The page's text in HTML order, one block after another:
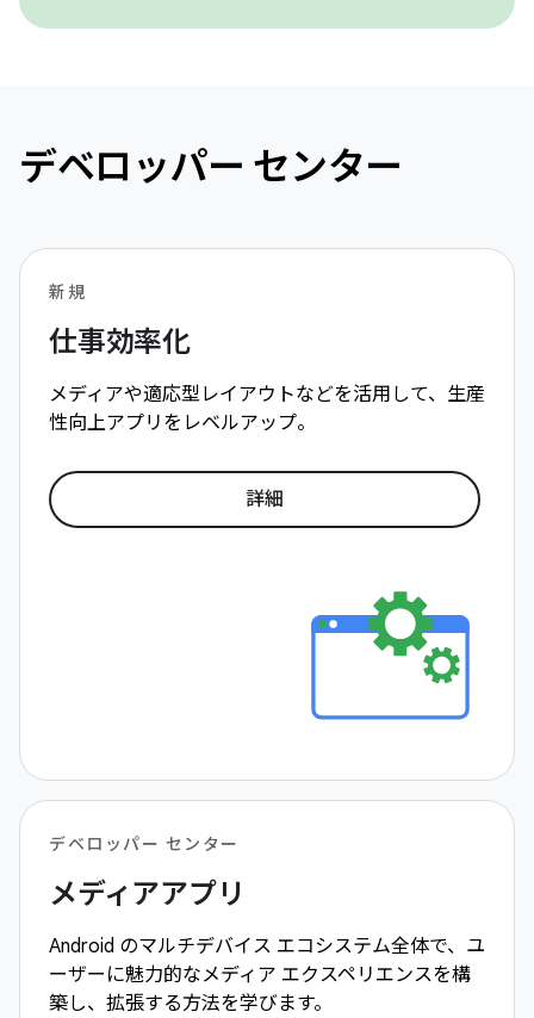
デベロッパー センター
新規
仕事効率化
メディアや適応型レイアウトなどを活用して、生産
性向上アプリをレベルアップ。
詳細
デベロッパー センター
メディアアプリ
Android のマルチデバイス エコシステム全体で、ユ
ーザーに魅力的なメディア エクスペリエンスを構
築し、拡張する方法を学びます。